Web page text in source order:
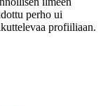
perho ui
profiiliaan.